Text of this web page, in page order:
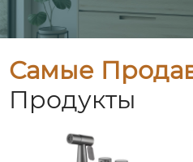
Самые
Продукты